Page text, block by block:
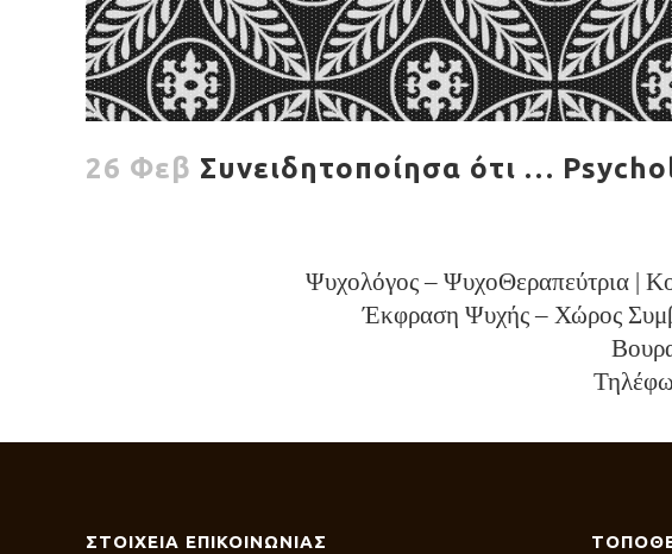
26 Φεβ Συνειδητοποίησα ότι …
Ψυχολόγος – ΨυχοΘεραπεύτρια |
Έκφραση Ψυχής – Χώρος
ΣΤΟΙΧΕΙΑ ΕΠΙΚΟΙΝΩΝΙΑΣ